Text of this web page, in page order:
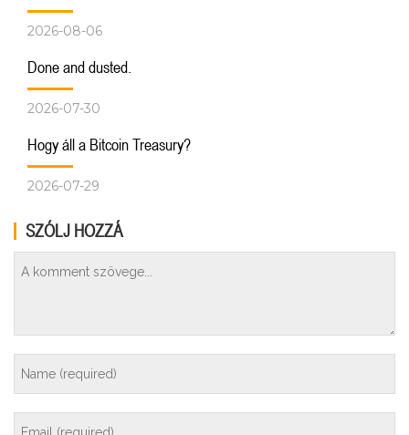
2026-08-06
Done and dusted.
2026-07-30
Hogy áll a Bitcoin Treasury?
2026-07-29
SZÓLJ HOZZÁ